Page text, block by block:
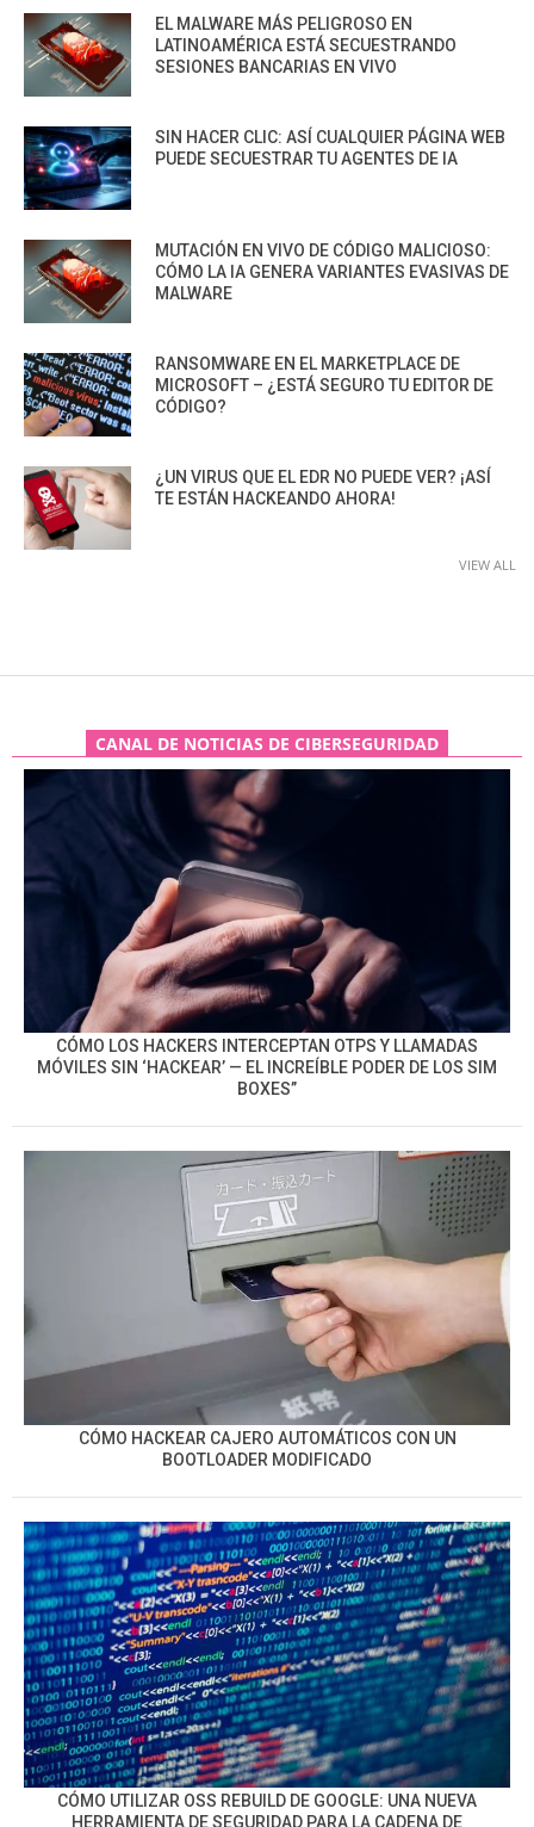
EL MALWARE MÁS PELIGROSO EN
LATINOAMÉRICA ESTÁ SECUESTRANDO
SESIONES BANCARIAS EN VIVO
SIN HACER CLIC: ASÍ CUALQUIER PÁGINA WEB
PUEDE SECUESTRAR TU AGENTES DE IA
MUTACIÓN EN VIVO DE CÓDIGO MALICIOSO:
CÓMO LA IA GENERA VARIANTES EVASIVAS DE
MALWARE
RANSOMWARE EN EL MARKETPLACE DE
MICROSOFT – ¿ESTÁ SEGURO TU EDITOR DE
CÓDIGO?
¿UN VIRUS QUE EL EDR NO PUEDE VER? ¡ASÍ
TE ESTÁN HACKEANDO AHORA!
VIEW ALL
CANAL DE NOTICIAS DE CIBERSEGURIDAD
CÓMO LOS HACKERS INTERCEPTAN OTPS Y LLAMADAS
MÓVILES SIN ‘HACKEAR’ — EL INCREÍBLE PODER DE LOS SIM
BOXES”
CÓMO HACKEAR CAJERO AUTOMÁTICOS CON UN
BOOTLOADER MODIFICADO
CÓMO UTILIZAR OSS REBUILD DE GOOGLE: UNA NUEVA
HERRAMIENTA DE SEGURIDAD PARA LA CADENA DE